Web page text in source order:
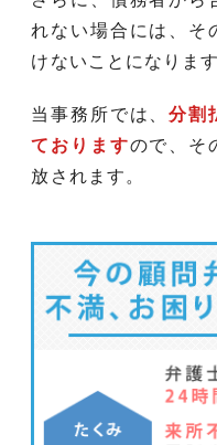
れない場合には、そ
けないことになります
当事務所では、分割
ておりますので、そ
放されます。